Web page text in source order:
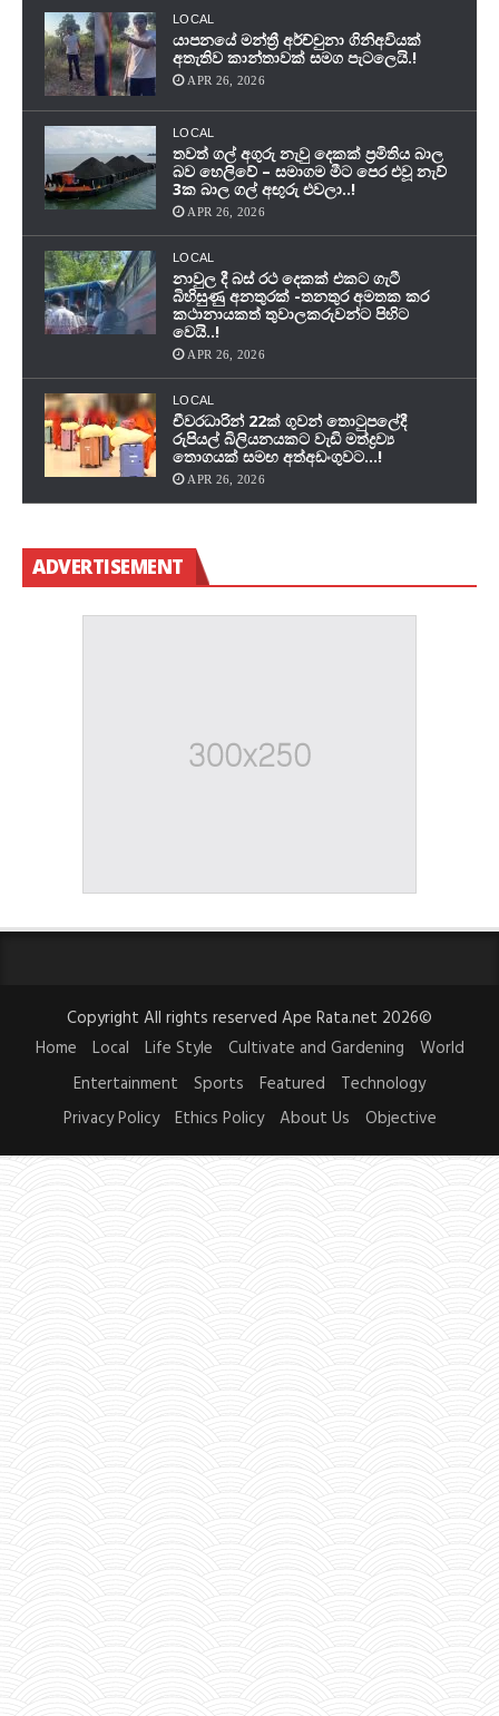
LOCAL
යාපනයේ මන්ත්‍රී අර්ච්චුනා ගිනිඅවියක්
අතැතිව කාන්තාවක් සමග පැටලෙයි.!
APR 26, 2026
LOCAL
තවත් ගල් අගුරු නැවු දෙකක් ප‍්‍රමිතිය බාල
බව හෙලිවේ – සමාගම මීට පෙර එවූ නැව්
3ක බාල ගල් අඟුරු එවලා..!
APR 26, 2026
LOCAL
නාවුල දී බස් රථ දෙකක් එකට ගැටී
බිහිසුණු අනතුරක් -තනතුර අමතක කර
කථානායකත් තුවාලකරුවන්ට පිහිට
වෙයි..!
APR 26, 2026
LOCAL
චීවරධාරින් 22ක් ගුවන් තොටුපලේදී
රුපියල් බිලියනයකට වැඩි මත්ද්‍රව්‍ය
තොගයක් සමඟ අත්අඩංගුවට…!
APR 26, 2026
ADVERTISEMENT
Copyright All rights reserved Ape Rata.net 2026©
Home
Local Life Style Cultivate and Gardening
World
Entertainment
Sports Featured
Technology
Privacy Policy
Ethics Policy About Us Objective